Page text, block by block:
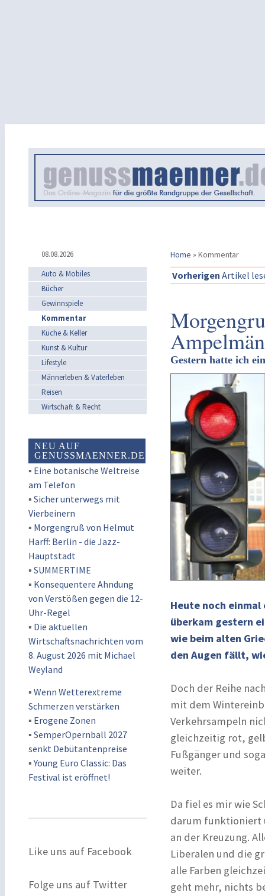
08.08.2026 Home » Kommentar
Auto & Mobiles
Bücher
Gewinnspiele
Kommentar
Küche & Keller
Kunst & Kultur
Lifestyle
Männerleben & Vaterleben
Reisen
Wirtschaft & Recht
NEU AUF
GENUSSMAENNER.DE
▪ Eine botanische Weltreise
am Telefon
▪ Sicher unterwegs mit
Vierbeinern
▪ Morgengruß von Helmut
Harff: Berlin - die Jazz-
Hauptstadt
▪ SUMMERTIME
▪ Konsequentere Ahndung
von Verstößen gegen die 12-
Uhr-Regel
▪ Die aktuellen
Wirtschaftsnachrichten vom
8. August 2026 mit Michael
Weyland
▪ Wenn Wetterextreme
Schmerzen verstärken
▪ Erogene Zonen
▪ SemperOpernball 2027
senkt Debütantenpreise
▪Young Euro Classic: Das
Festival ist eröffnet!
Like uns auf Facebook
Folge uns auf Twitter
Vorherigen Artikel
Gestern hatte ich
Heute noch einmal
überkam gestern
wie beim alten
den Augen fällt,
Doch der Reihe
mit dem
Verkehrsampeln
gleichzeitig rot,
Fußgänger und
weiter.
Da fiel es mir wie
darum funktioniert
an der Kreuzung.
Liberalen und die
alle Farben
geht mehr, nichts